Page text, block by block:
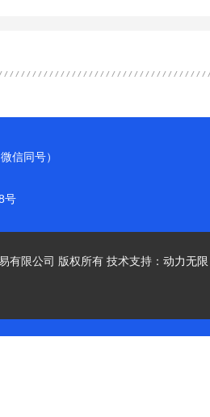
信同号）
号
限公司 版权所有 技术支持： 动力无限